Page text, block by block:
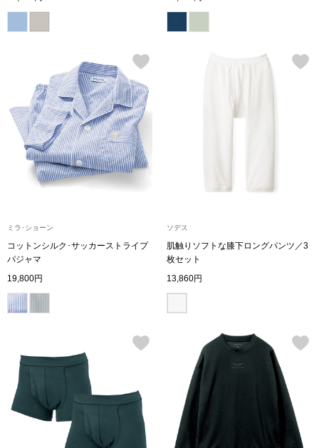
チュニック
パンツ／スラ
その他
ルーム･アン
ルームウェア
ミラ･ショーン
コットンシルク･サッカーストライプ
パジャマ
19,800円
ソデス
肌触りソフトな膝下ロングパンツ／3
枚セット
13,860円